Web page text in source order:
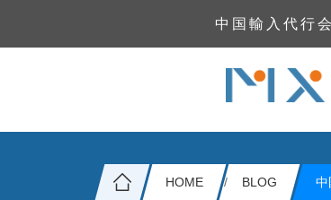
中国輸入代行
HOME BLOG 中